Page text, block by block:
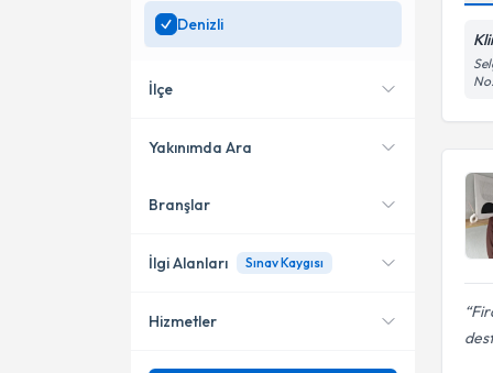
Denizli
İlçe
Pamukkale
Merkezefendi
Yakınımda Ara
Konumuma yakın uzmanları
Branşlar
Psikoloji
İlgi Alanları Sınav Kaygısı
Hizmetler